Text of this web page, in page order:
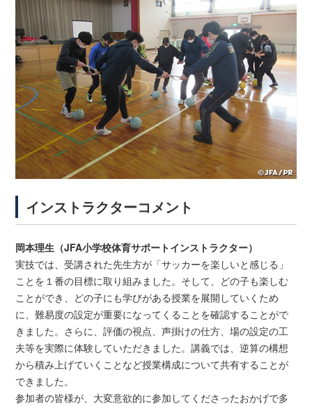
インストラクターコメント
岡本理生（JFA小学校体育サポートインストラクター）
実技では、受講された先生方が「サッカーを楽しいと感じる」
ことを１番の目標に取り組みました。そして、どの子も楽しむ
ことができ、どの子にも学びがある授業を展開していくため
に、難易度の設定が重要になってくることを確認することがで
きました。さらに、評価の視点、声掛けの仕方、場の設定の工
夫等を実際に体験していただきました。講義では、逆算の構想
から積み上げていくことなど授業構成について共有することが
できました。
参加者の皆様が、大変意欲的に参加してくださったおかげで多